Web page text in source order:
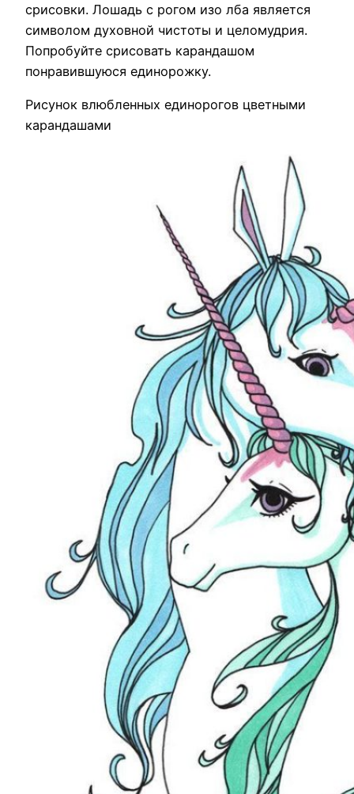
срисовки. Лошадь с рогом изо лба является
символом духовной чистоты и целомудрия.
Попробуйте срисовать карандашом
понравившуюся единорожку.
Рисунок влюбленных единорогов цветными
карандашами